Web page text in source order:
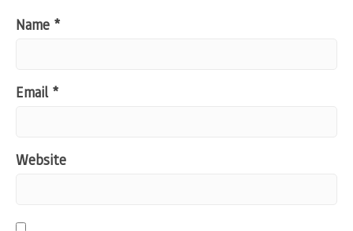
Name *
Email *
Website